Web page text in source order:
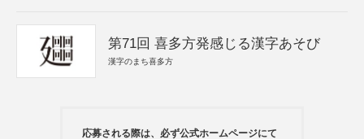
第71回 喜多方発感じる漢字あそび
漢字のまち喜多方
応募される際は、必ず公式ホームページにて